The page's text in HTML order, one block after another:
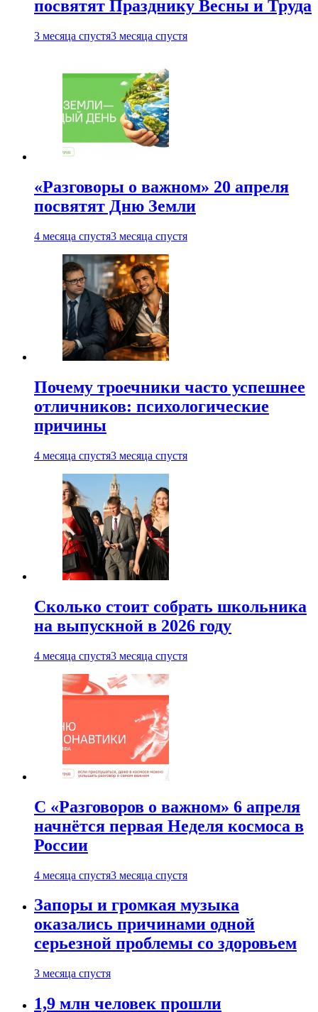
посвятят Празднику Весны и Труда
3 месяца спустя3 месяца спустя
«Разговоры о важном» 20 апреля
посвятят Дню Земли
4 месяца спустя3 месяца спустя
Почему троечники часто успешнее
отличников: психологические
причины
4 месяца спустя3 месяца спустя
Сколько стоит собрать школьника
на выпускной в 2026 году
4 месяца спустя3 месяца спустя
С «Разговоров о важном» 6 апреля
начнётся первая Неделя космоса в
России
4 месяца спустя3 месяца спустя
Запоры и громкая музыка
оказались причинами одной
серьезной проблемы со здоровьем
3 месяца спустя
1,9 млн человек прошли